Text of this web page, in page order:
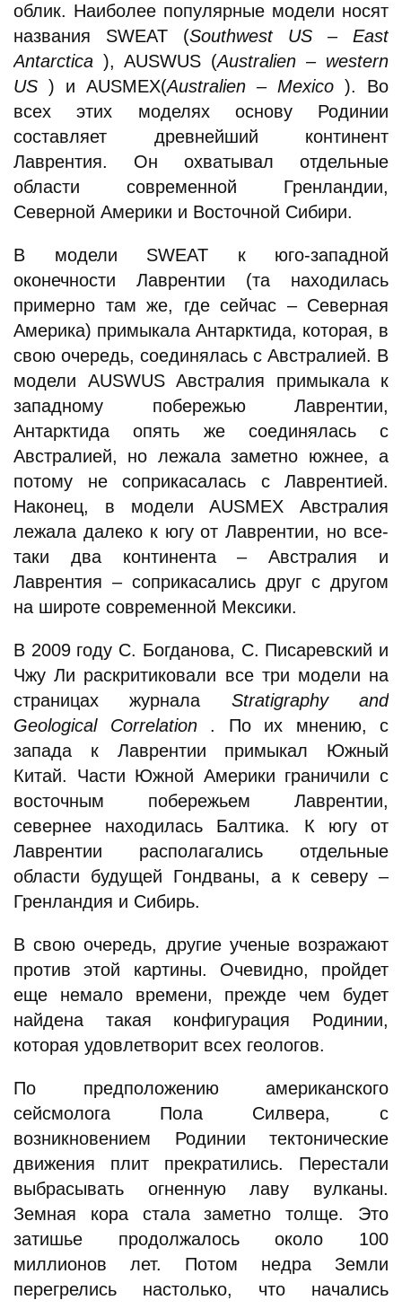
облик. Наиболее популярные модели носят
названия SWEAT (Southwest US – East
Antarctica ), AUSWUS (Australien – western
US ) и AUSMEX(Australien – Mexico ). Во
всех этих моделях основу Родинии
составляет древнейший континент
Лаврентия. Он охватывал отдельные
области современной Гренландии,
Северной Америки и Восточной Сибири.
В модели SWEAT к юго-западной
оконечности Лаврентии (та находилась
примерно там же, где сейчас – Северная
Америка) примыкала Антарктида, которая, в
свою очередь, соединялась с Австралией. В
модели AUSWUS Австралия примыкала к
западному побережью Лаврентии,
Антарктида опять же соединялась с
Австралией, но лежала заметно южнее, а
потому не соприкасалась с Лаврентией.
Наконец, в модели AUSMEX Австралия
лежала далеко к югу от Лаврентии, но все-
таки два континента – Австралия и
Лаврентия – соприкасались друг с другом
на широте современной Мексики.
В 2009 году С. Богданова, С. Писаревский и
Чжу Ли раскритиковали все три модели на
страницах журнала Stratigraphy and
Geological Correlation. По их мнению, с
запада к Лаврентии примыкал Южный
Китай. Части Южной Америки граничили с
восточным побережьем Лаврентии,
севернее находилась Балтика. К югу от
Лаврентии располагались отдельные
области будущей Гондваны, а к северу –
Гренландия и Сибирь.
В свою очередь, другие ученые возражают
против этой картины. Очевидно, пройдет
еще немало времени, прежде чем будет
найдена такая конфигурация Родинии,
которая удовлетворит всех геологов.
По предположению американского
сейсмолога Пола Силвера, с
возникновением Родинии тектонические
движения плит прекратились. Перестали
выбрасывать огненную лаву вулканы.
Земная кора стала заметно толще. Это
затишье продолжалось около 100
миллионов лет. Потом недра Земли
перегрелись настолько, что начались